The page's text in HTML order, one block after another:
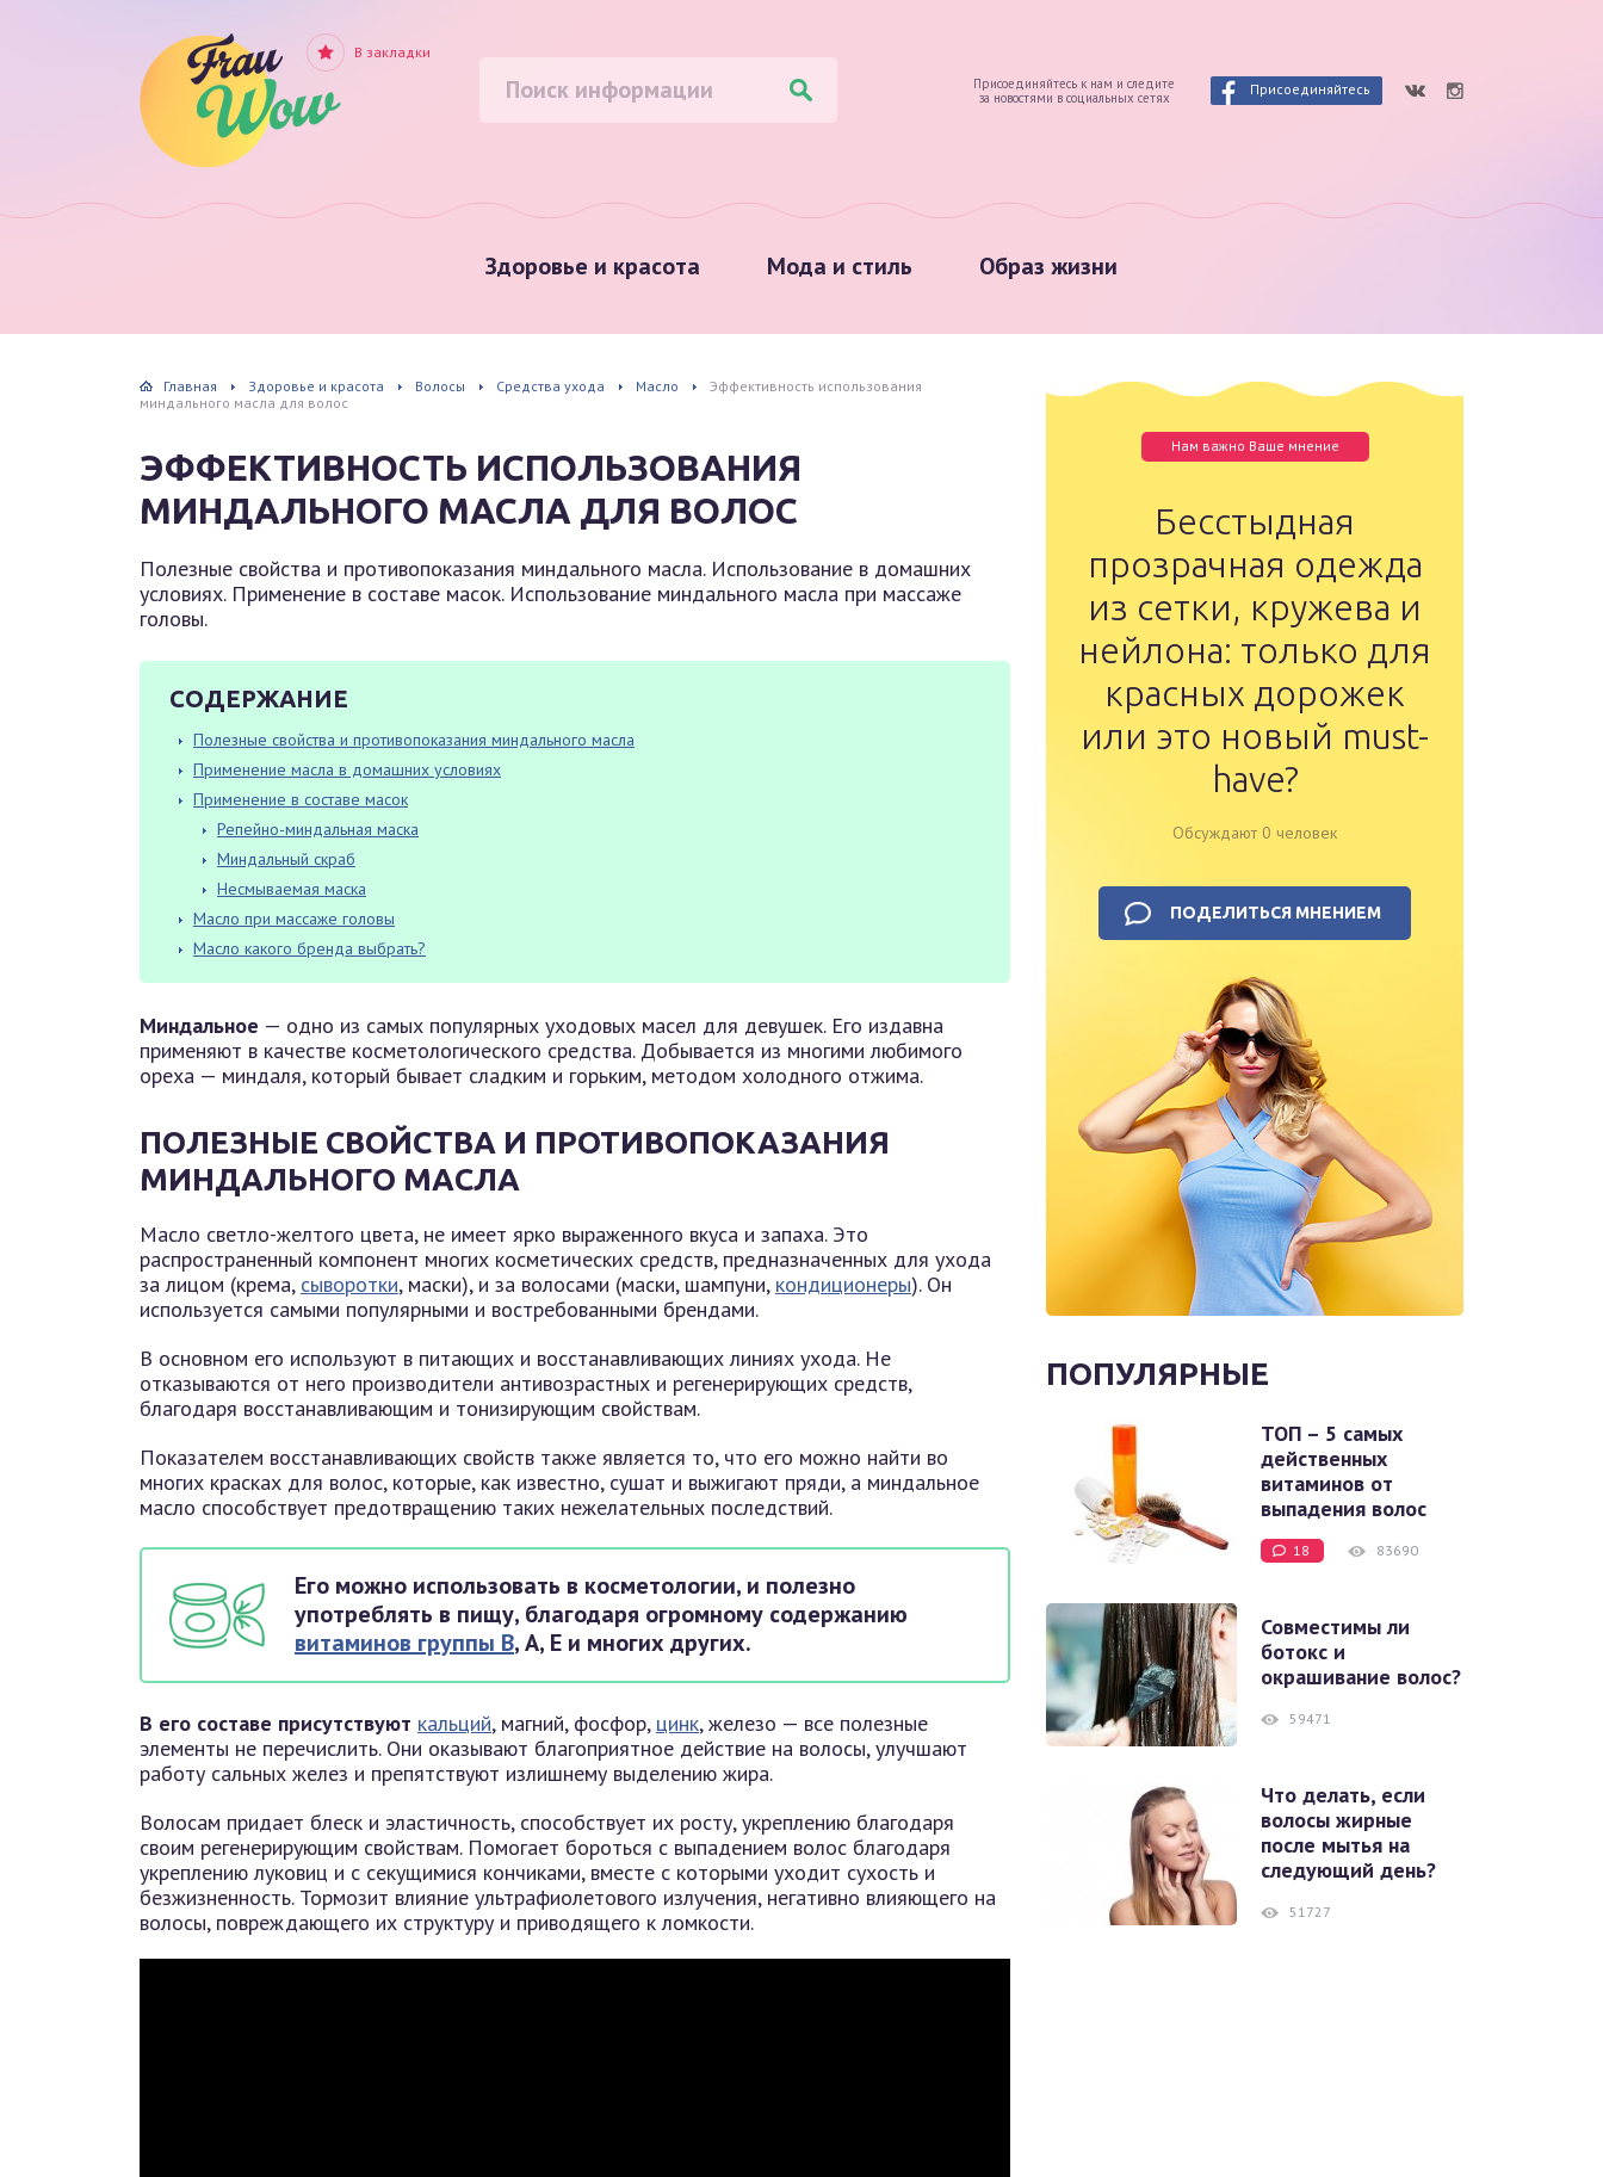
Здоровье и красота Мода и стиль Образ жизни
Присоединяйтесь к нам и следите
за новостями в социальных сетях
Присоединяйтесь
В закладки
Главная Здоровье и красота Волосы Средства ухода Масло
Эффективность использования
миндального масла для волос
ЭФФЕКТИВНОСТЬ ИСПОЛЬЗОВАНИЯ
МИНДАЛЬНОГО МАСЛА ДЛЯ ВОЛОС
Полезные свойства и противопоказания миндального масла. Использование в домашних
условиях. Применение в составе масок. Использование миндального масла при массаже
головы.
СОДЕРЖАНИЕ
Полезные свойства и противопоказания миндального масла
Применение масла в домашних условиях
Применение в составе масок
Репейно-миндальная маска
Миндальный скраб
Несмываемая маска
Масло при массаже головы
Масло какого бренда выбрать?
Миндальное — одно из самых популярных уходовых масел для девушек. Его издавна
применяют в качестве косметологического средства. Добывается из многими любимого
ореха — миндаля, который бывает сладким и горьким, методом холодного отжима.
ПОЛЕЗНЫЕ СВОЙСТВА И ПРОТИВОПОКАЗАНИЯ
МИНДАЛЬНОГО МАСЛА
Масло светло-желтого цвета, не имеет ярко выраженного вкуса и запаха. Это
распространенный компонент многих косметических средств, предназначенных для ухода
за лицом (крема, сыворотки, маски), и за волосами (маски, шампуни, кондиционеры). Он
используется самыми популярными и востребованными брендами.
В основном его используют в питающих и восстанавливающих линиях ухода. Не
отказываются от него производители антивозрастных и регенерирующих средств,
благодаря восстанавливающим и тонизирующим свойствам.
Показателем восстанавливающих свойств также является то, что его можно найти во
многих красках для волос, которые, как известно, сушат и выжигают пряди, а миндальное
масло способствует предотвращению таких нежелательных последствий.
Его можно использовать в косметологии, и полезно
употреблять в пищу, благодаря огромному содержанию
витаминов группы В, А, Е и многих других.
В его составе присутствуют кальций, магний, фосфор, цинк, железо — все полезные
элементы не перечислить. Они оказывают благоприятное действие на волосы, улучшают
работу сальных желез и препятствуют излишнему выделению жира.
Волосам придает блеск и эластичность, способствует их росту, укреплению благодаря
своим регенерирующим свойствам. Помогает бороться с выпадением волос благодаря
укреплению луковиц и с секущимися кончиками, вместе с которыми уходит сухость и
безжизненность. Тормозит влияние ультрафиолетового излучения, негативно влияющего на
волосы, повреждающего их структуру и приводящего к ломкости.
Нам важно Ваше мнение
Бесстыдная
прозрачная одежда
из сетки, кружева и
нейлона: только для
красных дорожек
или это новый must-
have?
Обсуждают 0 человек
ПОДЕЛИТЬСЯ МНЕНИЕМ
ПОПУЛЯРНЫЕ
ТОП – 5 самых
действенных
витаминов от
выпадения волос
18 83690
Совместимы ли
ботокс и
окрашивание волос?
59471
Что делать, если
волосы жирные
после мытья на
следующий день?
51727